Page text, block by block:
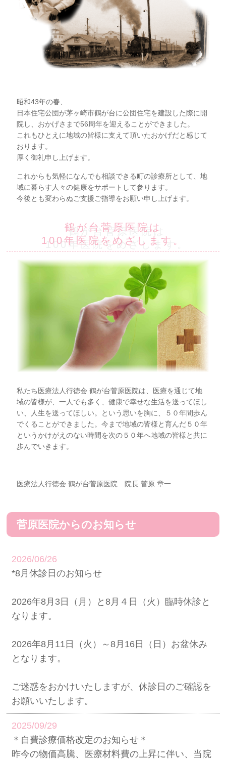
昭和43年の春、
日本住宅公団が茅ヶ崎市鶴が台に公団住宅を建設した際に開
院し、おかげさまで56周年を迎えることができました。
これもひとえに地域の皆様に支えて頂いたおかげだと感じて
おります。
厚く御礼申し上げます。
これからも気軽になんでも相談できる町の診療所として、地
域に暮らす人々の健康をサポートして参ります。
今後とも変わらぬご支援ご指導をお願い申し上げます。
鶴が台菅原医院は
100年医院をめざします。
私たち医療法人行徳会 鶴が台菅原医院は、医療を通じて地
域の皆様が、一人でも多く、健康で幸せな生活を送ってほし
い、人生を送ってほしい。という思いを胸に、５０年間歩ん
でくることができました。今まで地域の皆様と育んだ５０年
というかけがえのない時間を次の５０年へ地域の皆様と共に
歩んでいきます。
医療法人行徳会 鶴が台菅原医院 院長 菅原 章一
菅原医院からのお知らせ
2026/06/26
*8月休診日のお知らせ
2026年8月3日（月）と8月４日（火）臨時休診と
なります。
2026年8月11日（火）～8月16日（日）お盆休み
となります。
ご迷惑をおかけいたしますが、休診日のご確認を
お願いいたします。
2025/09/29
＊自費診療価格改定のお知らせ＊
昨今の物価高騰、医療材料費の上昇に伴い、当院